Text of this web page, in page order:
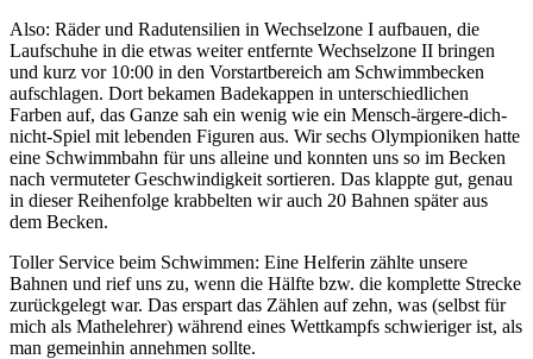
Also: Räder und Radutensilien in Wechselzone I aufbauen, die
Laufschuhe in die etwas weiter entfernte Wechselzone II bringen
und kurz vor 10:00 in den Vorstartbereich am Schwimmbecken
aufschlagen. Dort bekamen Badekappen in unterschiedlichen
Farben auf, das Ganze sah ein wenig wie ein Mensch-ärgere-dich-
nicht-Spiel mit lebenden Figuren aus. Wir sechs Olympioniken hatte
eine Schwimmbahn für uns alleine und konnten uns so im Becken
nach vermuteter Geschwindigkeit sortieren. Das klappte gut, genau
in dieser Reihenfolge krabbelten wir auch 20 Bahnen später aus
dem Becken.
Toller Service beim Schwimmen: Eine Helferin zählte unsere
Bahnen und rief uns zu, wenn die Hälfte bzw. die komplette Strecke
zurückgelegt war. Das erspart das Zählen auf zehn, was (selbst für
mich als Mathelehrer) während eines Wettkampfs schwieriger ist, als
man gemeinhin annehmen sollte.